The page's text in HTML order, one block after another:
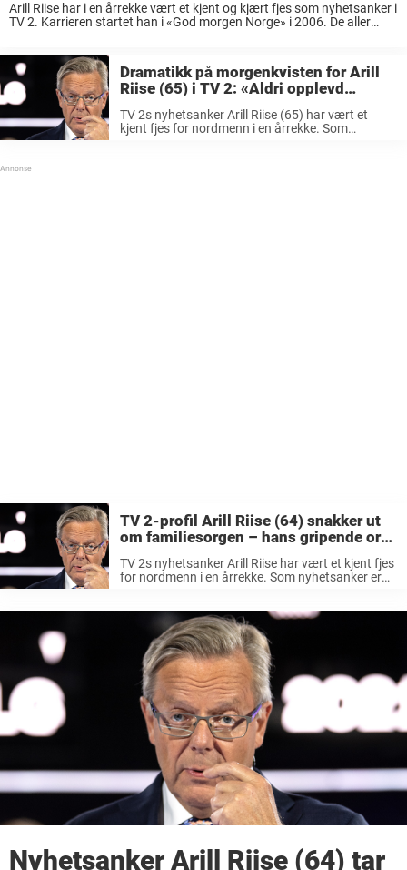
Arill Riise har i en årrekke vært et kjent og kjært fjes som nyhetsanker i
TV 2. Karrieren startet han i «God morgen Norge» i 2006. De aller
Dramatikk på morgenkvisten for Arill
Riise (65) i TV 2: «Aldri opplevd
lignende»
TV 2s nyhetsanker Arill Riise (65) har vært et
kjent fjes for nordmenn i en årrekke. Som
TV 2-profil Arill Riise (64) snakker ut
om familiesorgen – hans gripende ord
om dødsulykken som forandret alt
TV 2s nyhetsanker Arill Riise har vært et kjent fjes
for nordmenn i en årrekke. Som nyhetsanker er
Nyhetsanker Arill Riise (64) tar